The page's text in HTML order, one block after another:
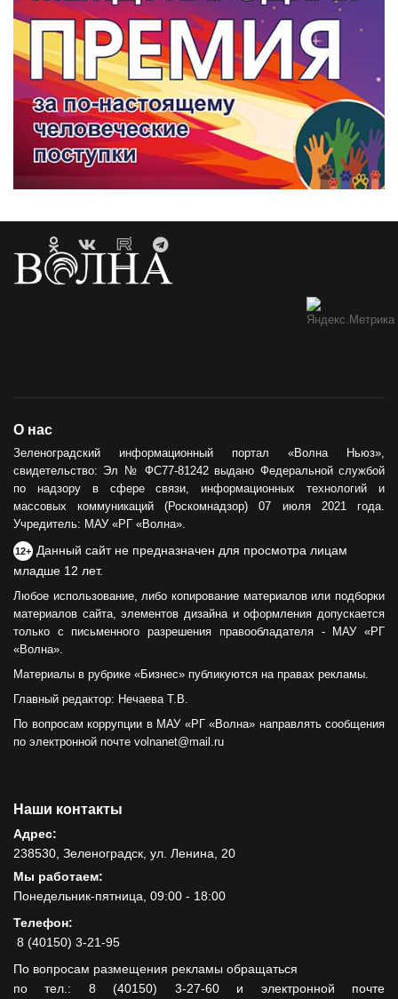
О нас
Зеленоградский информационный портал «Волна Ньюз»,
свидетельство: Эл № ФС77-81242 выдано Федеральной службой
по надзору в сфере связи, информационных технологий и
массовых коммуникаций (Роскомнадзор) 07 июля 2021 года.
Учредитель: МАУ «РГ «Волна».
12+ Данный сайт не предназначен для просмотра лицам
младше 12 лет.
Любое использование, либо копирование материалов или подборки
материалов сайта, элементов дизайна и оформления допускается
только с письменного разрешения правообладателя - МАУ «РГ
«Волна».
Материалы в рубрике «Бизнес» публикуются на правах рекламы.
Главный редактор: Нечаева Т.В.
По вопросам коррупции в МАУ «РГ «Волна» направлять сообщения
по электронной почте volnanet@mail.ru
Наши контакты
Адрес:
238530, Зеленоградск, ул. Ленина, 20
Мы работаем:
Понедельник-пятница, 09:00 - 18:00
Телефон:
8 (40150) 3-21-95
По вопросам размещения рекламы обращаться
по тел.: 8 (40150) 3-27-60 и электронной почте